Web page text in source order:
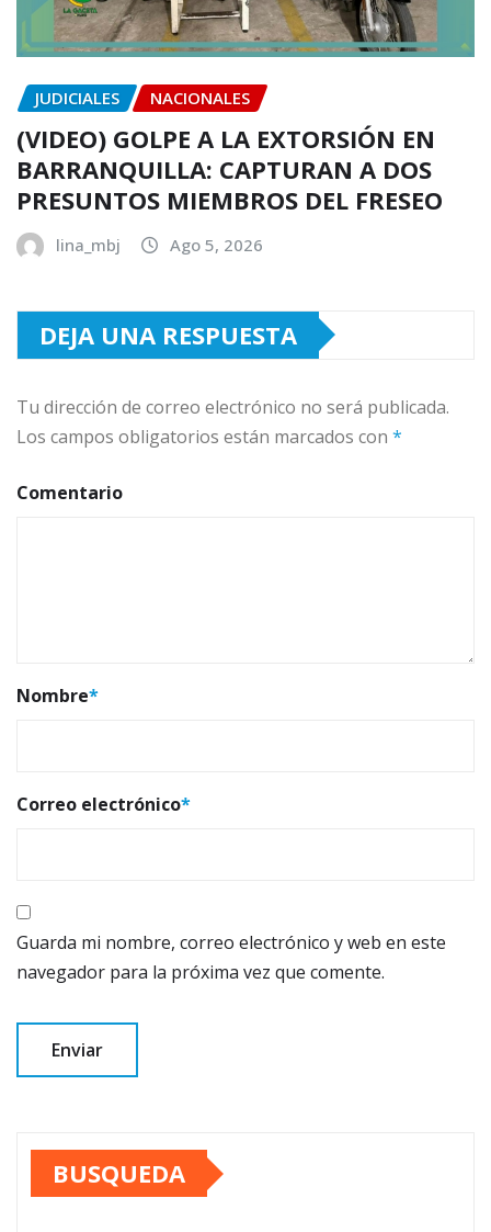
JUDICIALES NACIONALES
(VIDEO) GOLPE A LA EXTORSIÓN EN
BARRANQUILLA: CAPTURAN A DOS
PRESUNTOS MIEMBROS DEL FRESEO
lina_mbj Ago 5, 2026
DEJA UNA RESPUESTA
Tu dirección de correo electrónico no será publicada.
Los campos obligatorios están marcados con *
Comentario
Nombre*
Correo electrónico*
Guarda mi nombre, correo electrónico y web en este
navegador para la próxima vez que comente.
BUSQUEDA